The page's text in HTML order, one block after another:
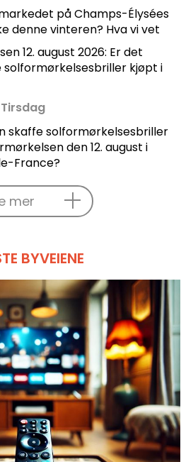
på Champs-Élysées
denne vinteren? Hva vi vet
12. august 2026: Er det
kjøpt i
Tirsdag
skaffe solformørkelsesbriller
den 12. august i
France?
mer
BYVEIENE